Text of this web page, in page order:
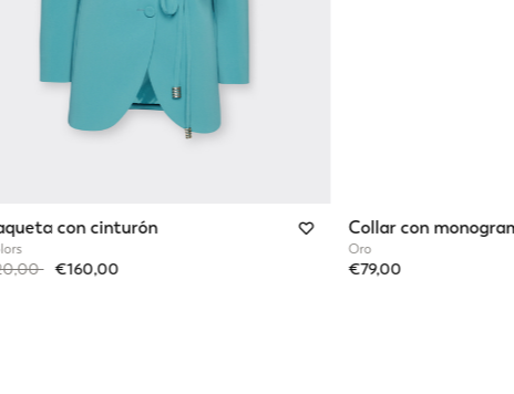
con cinturón
reduced from
to€160,00
Collar con
Oro
€79,00